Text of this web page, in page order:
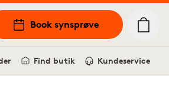
Book synsprøve
Find butik Kundeservice